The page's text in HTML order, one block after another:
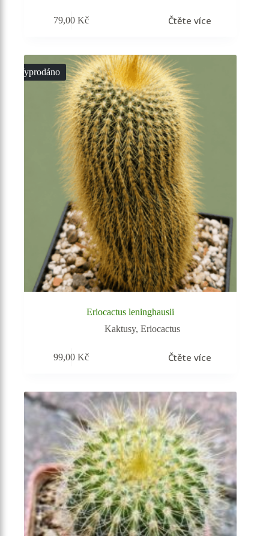
79,00Kč Čtěte více
Vyprodáno
Eriocactus leninghausii
Kaktusy,Eriocactus
99,00Kč Čtěte více